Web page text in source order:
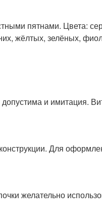
пятнами. Цвета:
жёлтых, зелёных,
и имитация.
Для
желательно